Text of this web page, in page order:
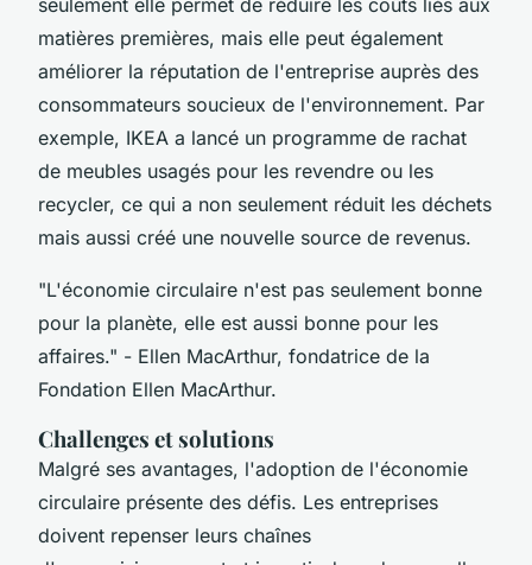
matières premières, mais elle peut également
améliorer la réputation de l'entreprise auprès des
consommateurs soucieux de l'environnement. Par
exemple, IKEA a lancé un programme de rachat
de meubles usagés pour les revendre ou les
recycler, ce qui a non seulement réduit les déchets
mais aussi créé une nouvelle source de revenus.
"L'économie circulaire n'est pas seulement bonne
pour la planète, elle est aussi bonne pour les
affaires." - Ellen MacArthur, fondatrice de la
Fondation Ellen MacArthur.
Challenges et solutions
Malgré ses avantages, l'adoption de l'économie
circulaire présente des défis. Les entreprises
doivent repenser leurs chaînes